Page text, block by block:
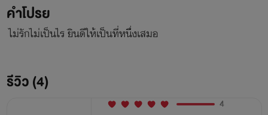
คำโปรย
ไม่รักไม่เป็นไร ยินดีให้เป็นที่หนึ่งเสมอ
รีวิว (4)
4